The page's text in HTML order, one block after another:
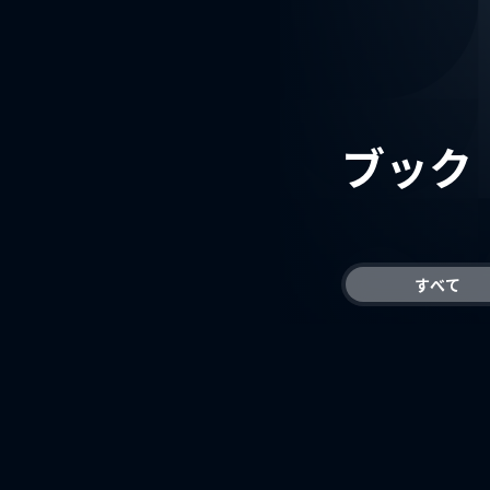
ブック
すべて